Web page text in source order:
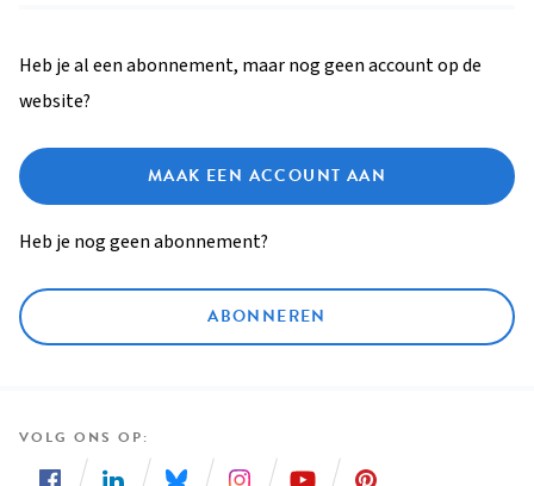
Heb je al een abonnement, maar nog geen account op de
website?
MAAK EEN ACCOUNT AAN
Heb je nog geen abonnement?
ABONNEREN
VOLG ONS OP